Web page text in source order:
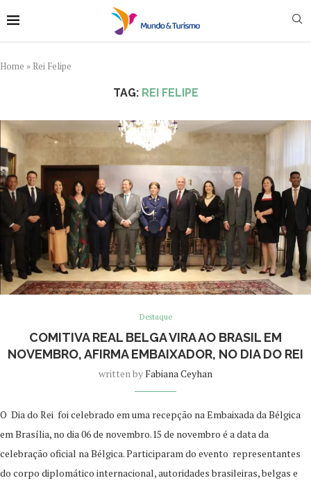
Home » Rei Felipe
TAG: REI FELIPE
Destaque
COMITIVA REAL BELGA VIRA AO BRASIL EM
NOVEMBRO, AFIRMA EMBAIXADOR, NO DIA DO REI
written byFabiana Ceyhan
O Dia do Rei foi celebrado em uma recepção na Embaixada da Bélgica
em Brasília, no dia 06 de novembro.15 de novembro é a data da
celebração oficial na Bélgica. Participaram do evento representantes
do corpo diplomático internacional, autoridades brasileiras, belgas e